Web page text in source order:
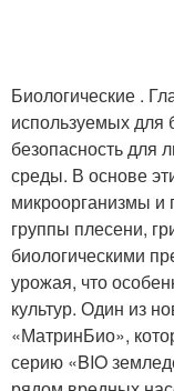
Биологические .
используемых для
безопасность
среды. В основе
микроорганизмы
группы плесени,
биологическими
урожая, что
культур. Один из
«МатринБио»,
серию «BIO